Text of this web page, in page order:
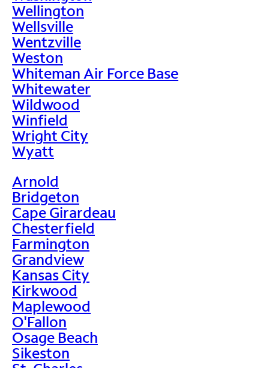
Wellington
Wellsville
Wentzville
Weston
Whiteman Air Force Base
Whitewater
Wildwood
Winfield
Wright City
Wyatt
Arnold
Bridgeton
Cape Girardeau
Chesterfield
Farmington
Grandview
Kansas City
Kirkwood
Maplewood
O'Fallon
Osage Beach
Sikeston